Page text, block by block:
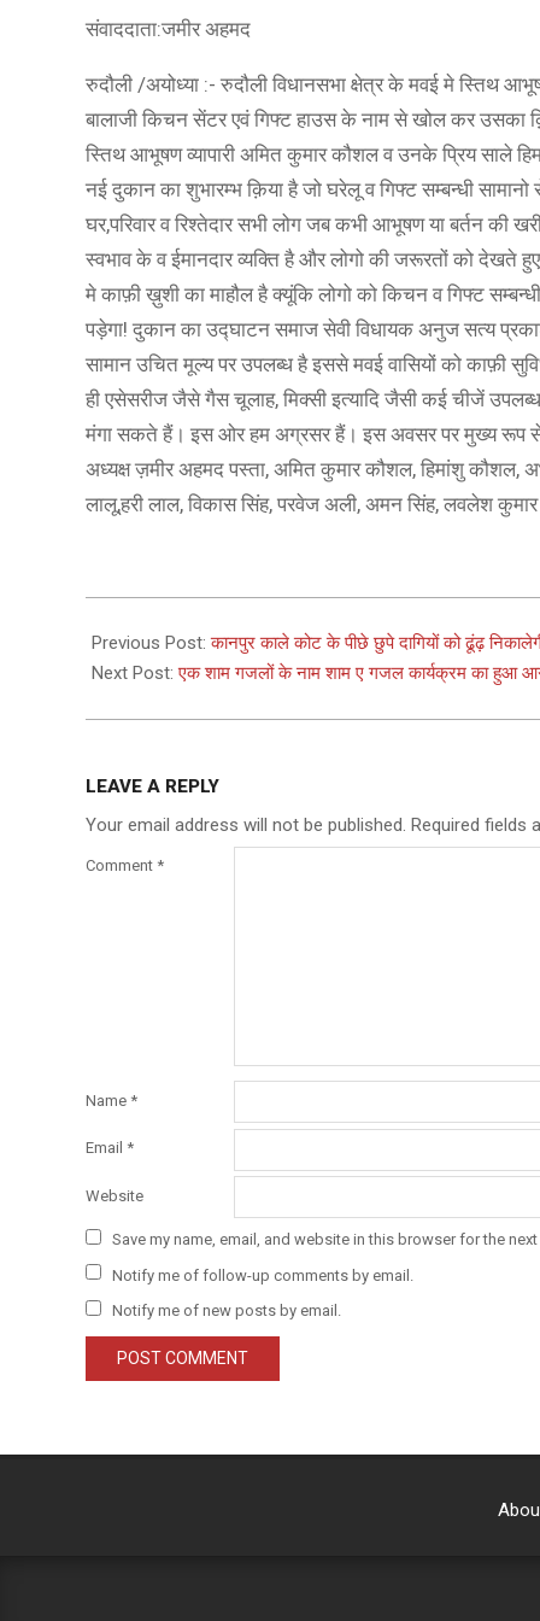
संवाददाता:जमीर अहमद
रुदौली /अयोध्या :- रुदौली विधानसभा क्षेत्र के मवई मे स्तिथ
बालाजी किचन सेंटर एवं गिफ्ट हाउस के नाम से खोल कर उसका
स्तिथ आभूषण व्यापारी अमित कुमार कौशल व उनके प्रिय साले
नई दुकान का शुभारम्भ क़िया है जो घरेलू व गिफ्ट सम्बन्धी सामानो
घर,परिवार व रिश्तेदार सभी लोग जब कभी आभूषण या बर्तन की
स्वभाव के व ईमानदार व्यक्ति है और लोगो की जरूरतों को देखते
मे काफ़ी ख़ुशी का माहौल है क्यूंकि लोगो को किचन व गिफ्ट
पड़ेगा! दुकान का उद्घाटन समाज सेवी विधायक अनुज सत्य
सामान उचित मूल्य पर उपलब्ध है इससे मवई वासियों को काफ़ी
ही एसेसरीज जैसे गैस चूलाह, मिक्सी इत्यादि जैसी कई चीजें
मंगा सकते हैं। इस ओर हम अग्रसर हैं। इस अवसर पर मुख्य रूप से
अध्यक्ष ज़मीर अहमद पस्ता, अमित कुमार कौशल, हिमांशु कौशल,
लालू,हरी लाल, विकास सिंह, परवेज अली, अमन सिंह, लवलेश
02-
16
Previous Post:कानपुर काले कोट के पीछे छुपे दागियों को ढूंढ़
Next Post:एक शाम गजलों के नाम शाम ए गजल कार्यक्रम का हुआ
LEAVE A REPLY
Your email address will not be published. Required fields
Comment *
Name *
Email *
Website
Save my name, email, and website in this browser for the
Notify me of follow-up comments by email.
Notify me of new posts by email.